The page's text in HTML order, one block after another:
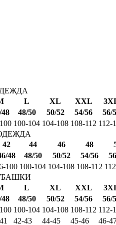
L XL XXL
48/50 50/52 54/56
56/
100-104 104-108 108-112 112-
42 44 46 48
48 48/50 50/52 54/56
100 100-104 104-108 108-112
L XL XXL
48/50 50/52 54/56
56/
100-104 104-108 108-112 112-
42-43 44-45 45-46
46-